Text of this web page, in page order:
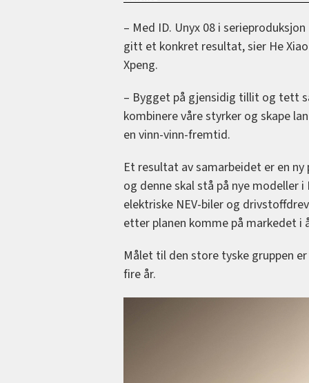
– Med ID. Unyx 08 i
gitt et konkret resultat, sier He
Xpeng.
– Bygget på gjensidig tillit og tett
kombinere våre styrker og skape
en vinn-vinn-fremtid.
Et resultat av samarbeidet er en
og denne skal stå på nye modeller
elektriske NEV-biler og
etter planen komme på markedet i
Målet til den store tyske gruppen
fire år.